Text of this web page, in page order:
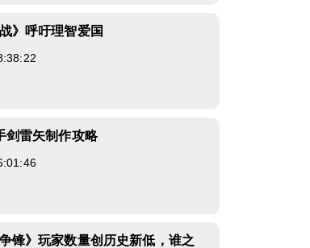
》呼吁理智爱国
剑雷矢制作攻略
锋》玩家数量创历史新低，谁之